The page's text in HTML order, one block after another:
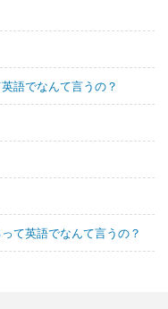
語でなんて言うの？
て英語でなんて言うの？